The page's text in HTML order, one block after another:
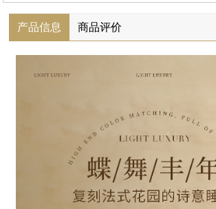
产品信息 商品评价